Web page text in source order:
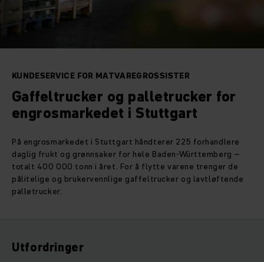
KUNDESERVICE FOR MATVAREGROSSISTER
Gaffeltrucker og palletrucker for
engrosmarkedet i Stuttgart
På engrosmarkedet i Stuttgart håndterer 225 forhandlere
daglig frukt og grønnsaker for hele Baden-Württemberg –
totalt 400 000 tonn i året. For å flytte varene trenger de
pålitelige og brukervennlige gaffeltrucker og lavtløftende
palletrucker.
Utfordringer